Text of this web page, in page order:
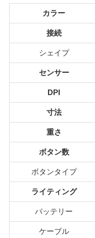
カラー
接続
シェイプ
センサー
DPI
寸法
重さ
ボタン数
ボタンタイプ
ライティング
バッテリー
ケーブル